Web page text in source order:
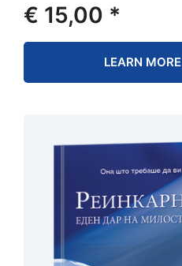
€ 15,00 *
LEARN MORE